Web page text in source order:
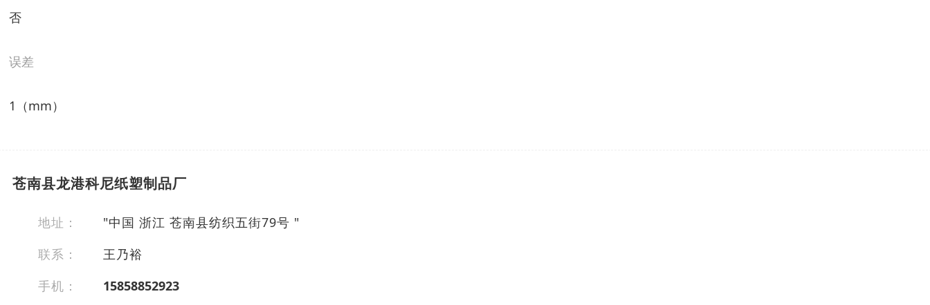
否
误差
1（mm）
苍南县龙港科尼纸塑制品厂
地址：
"中国 浙江 苍南县纺织五街79号 "
联系：
王乃裕
手机：
15858852923